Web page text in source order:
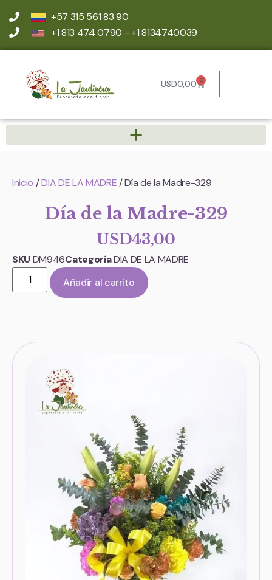
+57 315 561 83 90
+1 813 474 0790 - +1 8134740039
USD0,00 0
Inicio /DIA DE LA MADRE / Día de la Madre-329
Día de la Madre-329
USD43,00
SKU DM946CategoríaDIA DE LA MADRE
Añadir al carrito